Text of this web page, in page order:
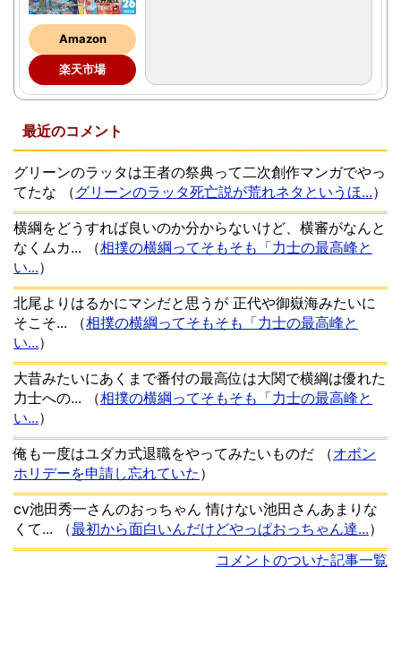
Amazon
楽天市場
最近のコメント
グリーンのラッタは王者の祭典って二次創作マンガでやっ
てたな
（グリーンのラッタ死亡説が荒れネタというほ...）
横綱をどうすれば良いのか分からないけど、横審がなんと
なくムカ...
（相撲の横綱ってそもそも「力士の最高峰と
い...）
北尾よりはるかにマシだと思うが 正代や御嶽海みたいに
そこそ...
（相撲の横綱ってそもそも「力士の最高峰と
い...）
大昔みたいにあくまで番付の最高位は大関で横綱は優れた
力士への...
（相撲の横綱ってそもそも「力士の最高峰と
い...）
俺も一度はユダカ式退職をやってみたいものだ
（オボン
ホリデーを申請し忘れていた ）
cv池田秀一さんのおっちゃん 情けない池田さんあまりな
くて...
（最初から面白いんだけどやっぱおっちゃん達...）
コメントのついた記事一覧